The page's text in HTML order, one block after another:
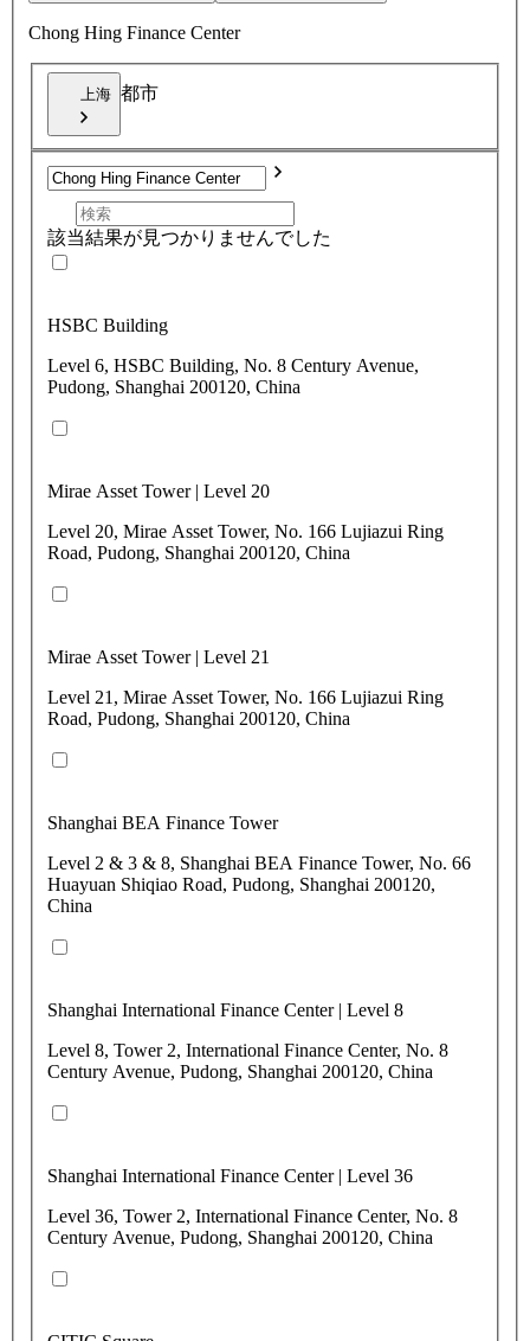
Chong Hing Finance Center
上海 都市
該当結果が見つかりませんでした
HSBC Building
Level 6, HSBC Building, No. 8 Century Avenue,
Pudong, Shanghai 200120, China
Mirae Asset Tower | Level 20
Level 20, Mirae Asset Tower, No. 166 Lujiazui Ring
Road, Pudong, Shanghai 200120, China
Mirae Asset Tower | Level 21
Level 21, Mirae Asset Tower, No. 166 Lujiazui Ring
Road, Pudong, Shanghai 200120, China
Shanghai BEA Finance Tower
Level 2 & 3 & 8, Shanghai BEA Finance Tower, No. 66
Huayuan Shiqiao Road, Pudong, Shanghai 200120,
China
Shanghai International Finance Center | Level 8
Level 8, Tower 2, International Finance Center, No. 8
Century Avenue, Pudong, Shanghai 200120, China
Shanghai International Finance Center | Level 36
Level 36, Tower 2, International Finance Center, No. 8
Century Avenue, Pudong, Shanghai 200120, China